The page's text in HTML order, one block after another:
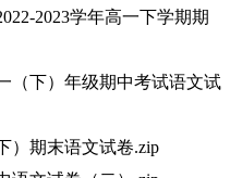
2023学年高一下学期期
下）年级期中考试语文试
期末语文试卷.zip